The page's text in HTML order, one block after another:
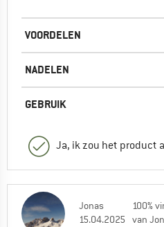
VOORDELEN
NADELEN
GEBRUIK
Ja, ik zou het product
Jonas
15.04.2025
100%
van